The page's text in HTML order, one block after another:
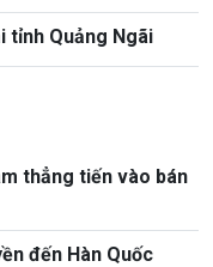
tỉnh Quảng Ngãi
thẳng tiến vào bán
đến Hàn Quốc